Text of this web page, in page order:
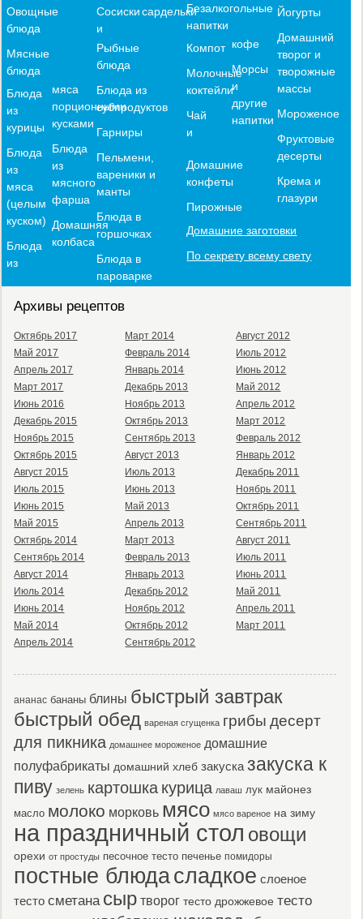
Овощные
блюда
Мясные
блюда
Блюда
из
курицы
Блюда
из
мяса
(целым
куском)
Блюда
из
мяса
порционными
кусками
Блюда
из
мясного
фарша
Домашняя
колбаса
Сосиски
и
сардельки
Рыбные
блюда
Блюда из
субпродуктов
Гарниры
Пельмени,
вареники и
манты
Блюда в
горшочках
Блюда в
пароварке
Безалкогольные
напитки
Компот
Молочные
коктейли
Чай
и
кофе
Морсы
и
другие
напитки
Домашние
конфеты
Пирожные
Йогурты
Домашний
творог и
творожные
массы
Мороженое
Фруктовые
десерты
Крема и
глазури
Домашние заготовки
По секрету всему свету
Архивы рецептов
Октябрь 2017
Май 2017
Апрель 2017
Март 2017
Июнь 2016
Декабрь 2015
Ноябрь 2015
Октябрь 2015
Август 2015
Июль 2015
Июнь 2015
Май 2015
Октябрь 2014
Сентябрь 2014
Август 2014
Июль 2014
Июнь 2014
Май 2014
Апрель 2014
Март 2014
Февраль 2014
Январь 2014
Декабрь 2013
Ноябрь 2013
Октябрь 2013
Сентябрь 2013
Август 2013
Июль 2013
Июнь 2013
Май 2013
Апрель 2013
Март 2013
Февраль 2013
Январь 2013
Декабрь 2012
Ноябрь 2012
Октябрь 2012
Сентябрь 2012
Август 2012
Июль 2012
Июнь 2012
Май 2012
Апрель 2012
Март 2012
Февраль 2012
Январь 2012
Декабрь 2011
Ноябрь 2011
Октябрь 2011
Сентябрь 2011
Август 2011
Июль 2011
Июнь 2011
Май 2011
Апрель 2011
Март 2011
ананас бананы блины быстрый завтрак
быстрый обед вареная сгущенка грибы десерт
для пикника домашнее мороженое домашние
полуфабрикаты домашний хлеб закуска закуска к
пиву зелень картошка курица лаваш лук майонез
масло молоко морковь мясо мясо вареное на зиму
на праздничный стол овощи
орехи от простуды песочное тесто печенье помидоры
постные блюдасладкое слоеное
тесто сметана сыр творог тесто дрожжевое тесто